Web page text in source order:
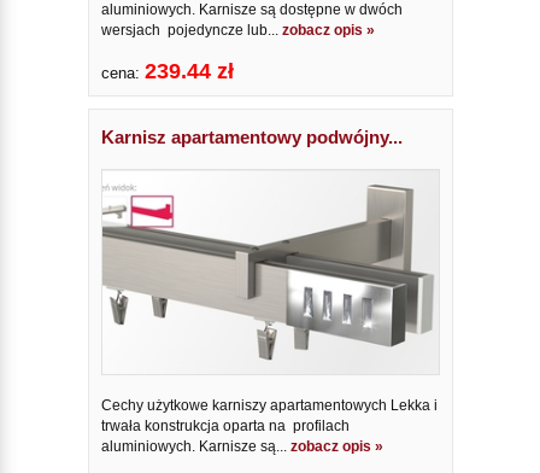
aluminiowych. Karnisze są dostępne w dwóch
wersjach pojedyncze lub... zobacz opis »
cena: 239.44 zł
Karnisz apartamentowy podwójny...
Cechy użytkowe karniszy apartamentowych Lekka i
trwała konstrukcja oparta na profilach
aluminiowych. Karnisze są... zobacz opis »